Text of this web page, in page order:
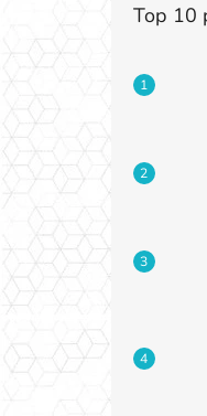
Top 10